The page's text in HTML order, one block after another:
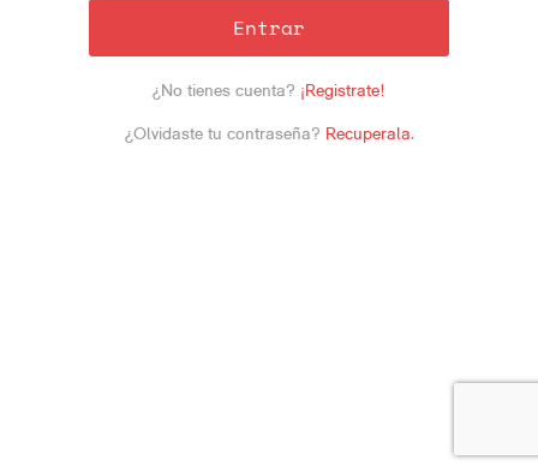
Entrar
¿No tienes cuenta? ¡Registrate!
¿Olvidaste tu contraseña? Recuperala.